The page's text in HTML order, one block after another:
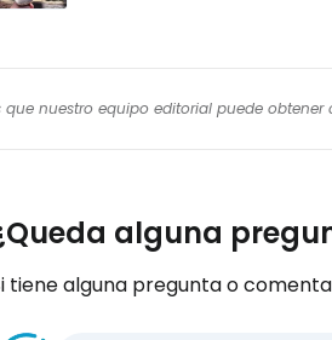
nuestro equipo editorial puede
alguna
tiene alguna pregunta o